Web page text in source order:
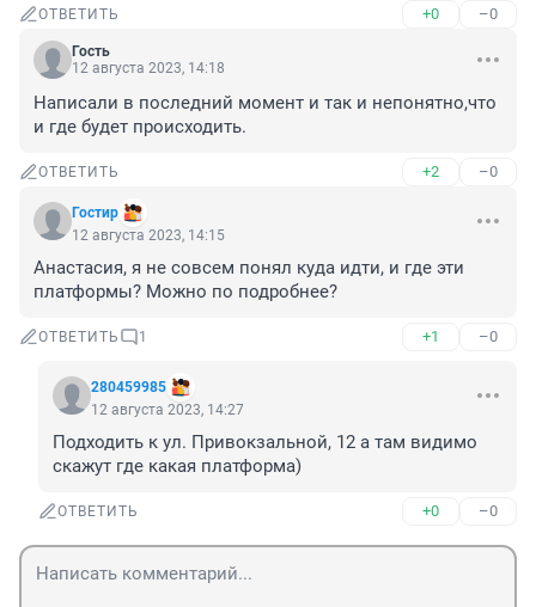
ОТВЕТИТЬ +0 –0
Гость
12 августа 2023, 14:18
Написали в последний момент и так и непонятно,что
и где будет происходить.
ОТВЕТИТЬ +2 –0
Гостир
12 августа 2023, 14:15
Анастасия, я не совсем понял куда идти, и где эти
платформы? Можно по подробнее?
ОТВЕТИТЬ 1 +1 –0
280459985
12 августа 2023, 14:27
Подходить к ул. Привокзальной, 12 а там видимо
скажут где какая платформа)
ОТВЕТИТЬ +0 –0